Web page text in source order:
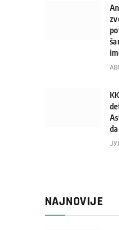
NAJNOVIJE